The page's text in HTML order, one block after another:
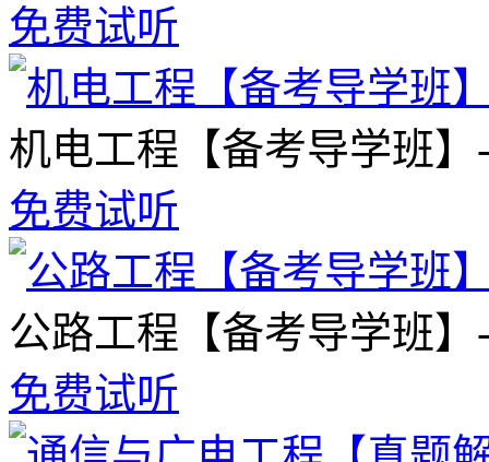
免费试听
机电工程【备考导学班
免费试听
公路工程【备考导学班
免费试听